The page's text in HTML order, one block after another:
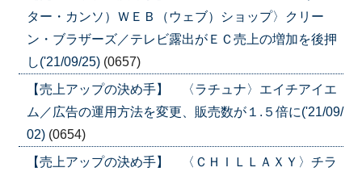
ター・カンソ）ＷＥＢ（ウェブ）ショップ〉クリー
ン・ブラザーズ／テレビ露出がＥＣ売上の増加を後押
し('21/09/25) (0657)
【売上アップの決め手】 〈ラチュナ〉エイチアイエ
ム／広告の運用方法を変更、販売数が１.５倍に('21/09/
02) (0654)
【売上アップの決め手】 〈ＣＨＩＬＬＡＸＹ〉チラ